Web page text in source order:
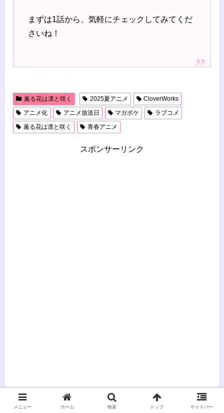
まずは1話から、気軽にチェックしてみてくだ
さいね！
薫る花は凛と咲く 2025夏アニメ
CloverWorks
アニメ化
アニメ放送日 マガポケ
ラブコメ
薫る花は凛と咲く
青春アニメ
スポンサーリンク
シェアする
メニュー ホーム 検索 トップ サイドバー